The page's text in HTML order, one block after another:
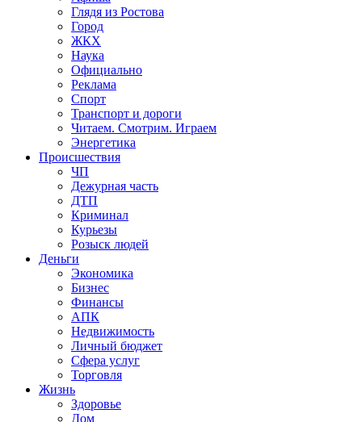
Глядя из Ростова
Город
ЖКХ
Наука
Официально
Реклама
Спорт
Транспорт и дороги
Читаем. Смотрим. Играем
Энергетика
Происшествия
ЧП
Дежурная часть
ДТП
Криминал
Курьезы
Розыск людей
Деньги
Экономика
Бизнес
Финансы
АПК
Недвижимость
Личный бюджет
Сфера услуг
Торговля
Жизнь
Здоровье
Дом